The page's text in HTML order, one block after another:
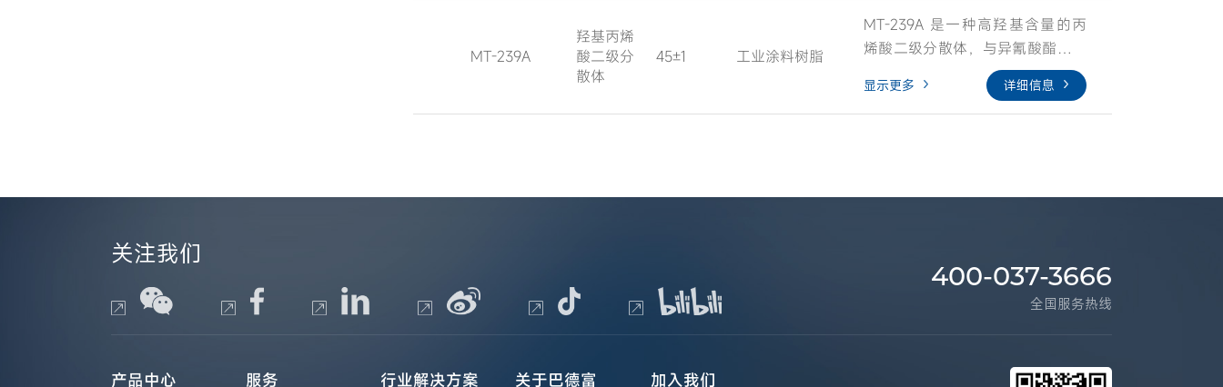
翻新防水装饰一体化涂料对高耐
候、高耐水以及柔韧性的多重性能
需求。 BATF合成胶乳RS-7381专为
建筑翻新防水装饰一体化涂料方案
MT-239A
羟基丙烯
酸二级分
散体
45±1 工业涂料树脂
MT-239A 是一种高羟基含量的丙
烯酸二级分散体，与异氰酸酯固化
剂制备的双组分聚氨酯涂料，可应
用于工程机械，轨道交通等。
显示更多 详细信息
关注我们
400-037-3666
全国服务热线
产品中心 服务 行业解决方案 关于巴德富 加入我们